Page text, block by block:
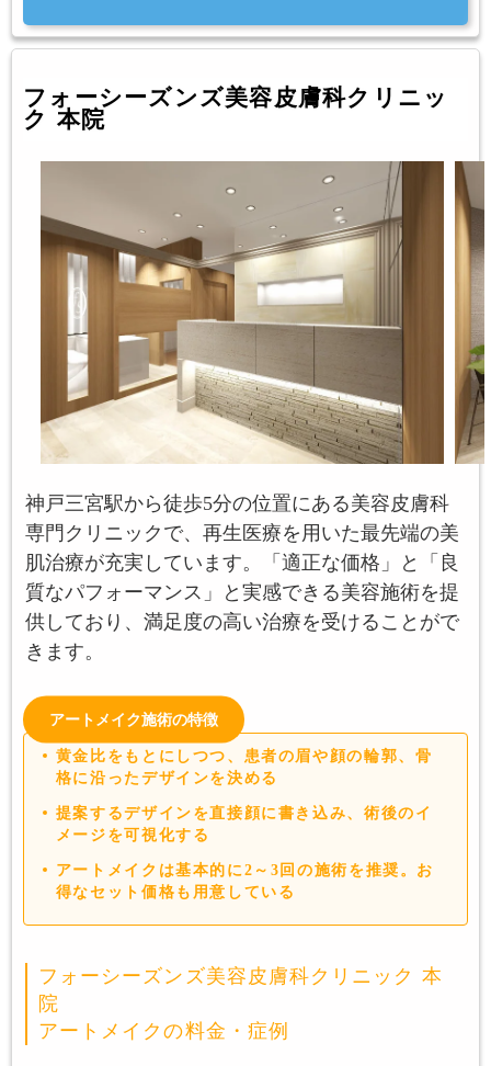
フォーシーズンズ美容皮膚科クリニッ
ク 本院
神戸三宮駅から徒歩5分の位置にある美容皮膚科
専門クリニックで、再生医療を用いた最先端の美
肌治療が充実しています。「適正な価格」と「良
質なパフォーマンス」と実感できる美容施術を提
供しており、満足度の高い治療を受けることがで
きます。
アートメイク施術の特徴
黄金比をもとにしつつ、患者の眉や顔の輪郭、骨
格に沿ったデザインを決める
提案するデザインを直接顔に書き込み、術後のイ
メージを可視化する
アートメイクは基本的に2～3回の施術を推奨。お
得なセット価格も用意している
フォーシーズンズ美容皮膚科クリニック 本
院
アートメイクの料金・症例